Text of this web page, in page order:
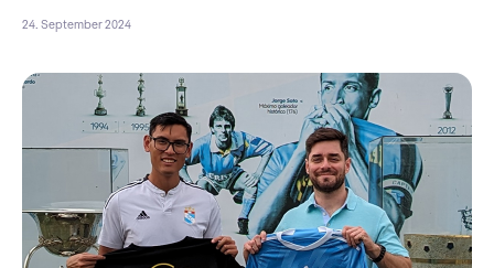
24. September 2024